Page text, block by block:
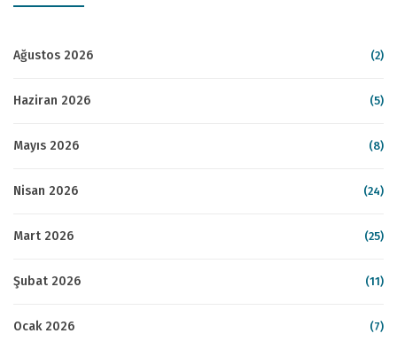
Ağustos 2026 (2)
Haziran 2026 (5)
Mayıs 2026 (8)
Nisan 2026 (24)
Mart 2026 (25)
Şubat 2026 (11)
Ocak 2026 (7)